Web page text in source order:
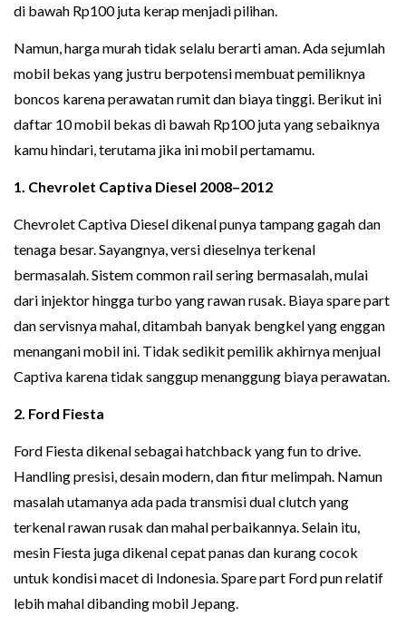
di bawah Rp100 juta kerap menjadi pilihan.
Namun, harga murah tidak selalu berarti aman. Ada sejumlah
mobil bekas yang justru berpotensi membuat pemiliknya
boncos karena perawatan rumit dan biaya tinggi. Berikut ini
daftar 10 mobil bekas di bawah Rp100 juta yang sebaiknya
kamu hindari, terutama jika ini mobil pertamamu.
1. Chevrolet Captiva Diesel 2008–2012
Chevrolet Captiva Diesel dikenal punya tampang gagah dan
tenaga besar. Sayangnya, versi dieselnya terkenal
bermasalah. Sistem common rail sering bermasalah, mulai
dari injektor hingga turbo yang rawan rusak. Biaya spare part
dan servisnya mahal, ditambah banyak bengkel yang enggan
menangani mobil ini. Tidak sedikit pemilik akhirnya menjual
Captiva karena tidak sanggup menanggung biaya perawatan.
2. Ford Fiesta
Ford Fiesta dikenal sebagai hatchback yang fun to drive.
Handling presisi, desain modern, dan fitur melimpah. Namun
masalah utamanya ada pada transmisi dual clutch yang
terkenal rawan rusak dan mahal perbaikannya. Selain itu,
mesin Fiesta juga dikenal cepat panas dan kurang cocok
untuk kondisi macet di Indonesia. Spare part Ford pun relatif
lebih mahal dibanding mobil Jepang.